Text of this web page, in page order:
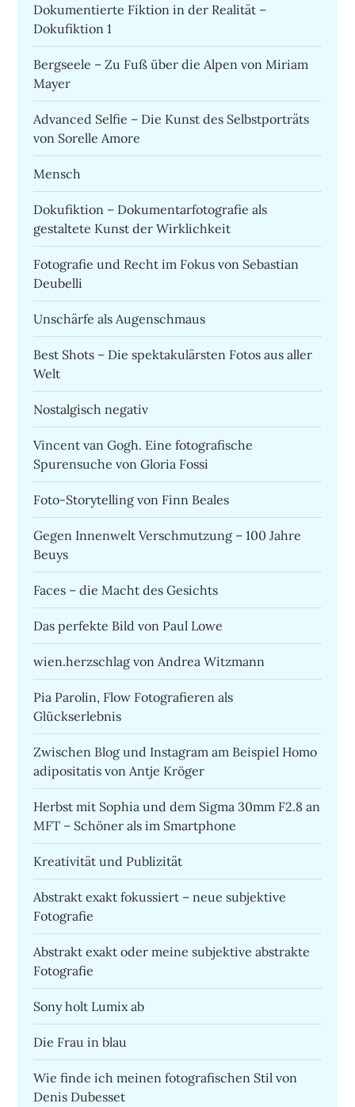
Dokumentierte Fiktion in der Realität –
Dokufiktion 1
Bergseele – Zu Fuß über die Alpen von Miriam
Mayer
Advanced Selfie – Die Kunst des Selbstporträts
von Sorelle Amore
Mensch
Dokufiktion – Dokumentarfotografie als
gestaltete Kunst der Wirklichkeit
Fotografie und Recht im Fokus von Sebastian
Deubelli
Unschärfe als Augenschmaus
Best Shots – Die spektakulärsten Fotos aus aller
Welt
Nostalgisch negativ
Vincent van Gogh. Eine fotografische
Spurensuche von Gloria Fossi
Foto-Storytelling von Finn Beales
Gegen Innenwelt Verschmutzung – 100 Jahre
Beuys
Faces – die Macht des Gesichts
Das perfekte Bild von Paul Lowe
wien.herzschlag von Andrea Witzmann
Pia Parolin, Flow Fotografieren als
Glückserlebnis
Zwischen Blog und Instagram am Beispiel Homo
adipositatis von Antje Kröger
Herbst mit Sophia und dem Sigma 30mm F2.8 an
MFT – Schöner als im Smartphone
Kreativität und Publizität
Abstrakt exakt fokussiert – neue subjektive
Fotografie
Abstrakt exakt oder meine subjektive abstrakte
Fotografie
Sony holt Lumix ab
Die Frau in blau
Wie finde ich meinen fotografischen Stil von
Denis Dubesset